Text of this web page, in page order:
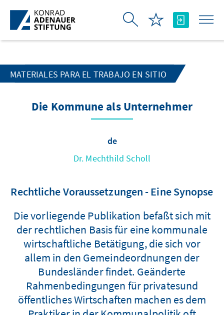
Saltar al contenido principal
MATERIALES PARA EL TRABAJO EN SITIO
Die Kommune als Unternehmer
de
Dr. Mechthild Scholl
Rechtliche Voraussetzungen - Eine Synopse
Die vorliegende Publikation befaßt sich mit
der rechtlichen Basis für eine kommunale
wirtschaftliche Betätigung, die sich vor
allem in den Gemeindeordnungen der
Bundesländer findet. Geänderte
Rahmenbedingungen für privatesund
öffentliches Wirtschaften machen es dem